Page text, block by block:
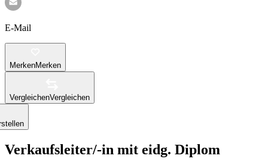
E-Mail
MerkenMerken
VergleichenVergleichen
Verkaufsleiter/-in mit eidg. Diplom